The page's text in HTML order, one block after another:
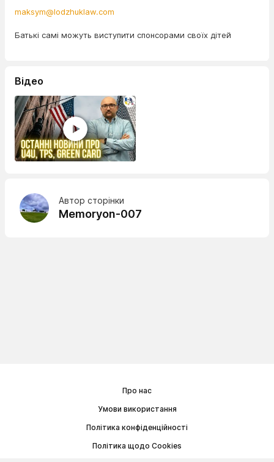
maksym@lodzhuklaw.com
Батькі самі можуть виступити спонсорами своїх дітей
Відео
Автор сторінки
Memoryon-007
Про нас
Умови використання
Політика конфіденційності
Політика щодо Cookies